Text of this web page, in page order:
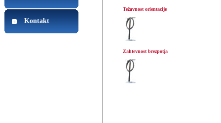
Kontakt
Težavnost orientacije
Zahtevnost brezpotja